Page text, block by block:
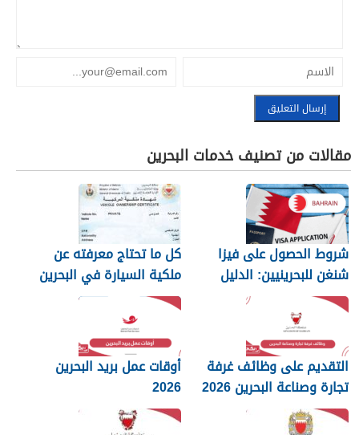
مقالات من تصنيف خدمات البحرين
شروط الحصول على فيزا
شنغن للبحرينيين: الدليل
الكامل
كل ما تحتاج معرفته عن
ملكية السيارة في البحرين
التقديم على وظائف غرفة
تجارة وصناعة البحرين 2026
أوقات عمل بريد البحرين
2026